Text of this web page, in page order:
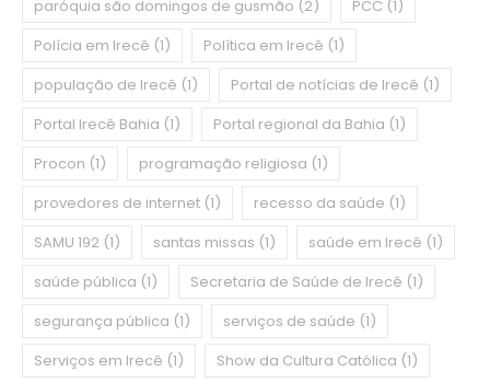
paróquia são domingos de gusmão (2) PCC (1)
Polícia em Irecê (1) Política em Irecê (1)
população de Irecê (1) Portal de notícias de Irecê (1)
Portal Irecê Bahia (1) Portal regional da Bahia (1)
Procon (1) programação religiosa (1)
provedores de internet (1) recesso da saúde (1)
SAMU 192 (1) santas missas (1) saúde em Irecê (1)
saúde pública (1) Secretaria de Saúde de Irecê (1)
segurança pública (1) serviços de saúde (1)
Serviços em Irecê (1) Show da Cultura Católica (1)